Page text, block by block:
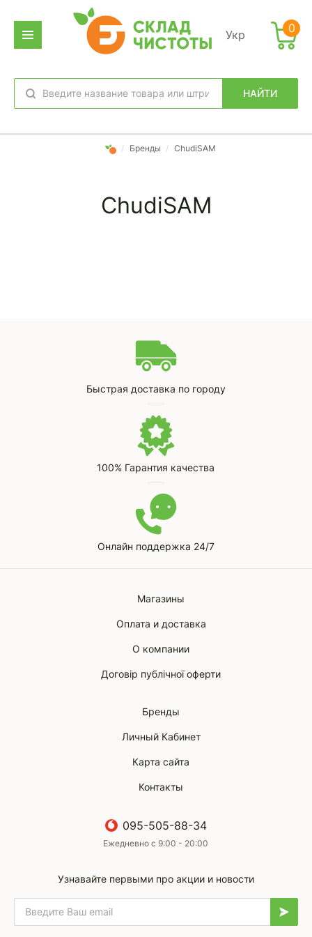
Укр
НАЙТИ
избранное вход
0
/ Бренды / ChudiSAM
ChudiSAM
Быстрая доставка по городу
100% Гарантия качества
Онлайн поддержка 24/7
Магазины
Оплата и доставка
О компании
Договір публічної оферти
Бренды
Личный Кабинет
Карта сайта
Контакты
095-505-88-34
Ежедневно с 9:00 - 20:00
Узнавайте первыми про акции и новости